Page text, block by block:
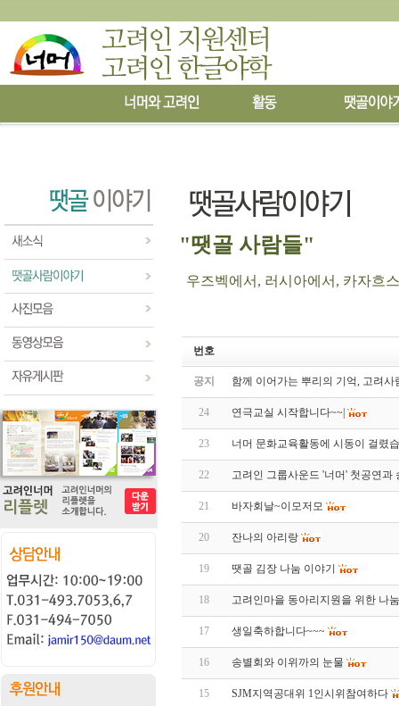
"땟골 사람들"
우즈벡에서, 러시아에서, 카자흐스
번호
공지 함께 이어가는 뿌리의 기억, 고려사
24 연극교실 시작합니다~~|
23 너머 문화교육활동에 시동이 걸렸
22 고려인 그룹사운드 '너머' 첫공연과
21 바자회날~이모저모
20 잔나의 아리랑
19 땟골 김장 나눔 이야기
18 고려인마을 동아리지원을 위한 나
17 생일축하합니다~~~
16 송별회와 이위까의 눈물
15 SJM지역공대위 1인시위참여하다